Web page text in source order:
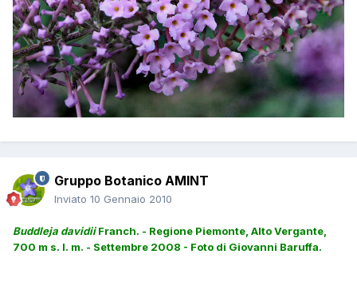
Gruppo Botanico AMINT
Inviato 10 Gennaio 2010
Buddleja davidiiFranch. - Regione Piemonte, Alto Vergante,
700 m s. l. m. - Settembre 2008 - Foto di Giovanni Baruffa.